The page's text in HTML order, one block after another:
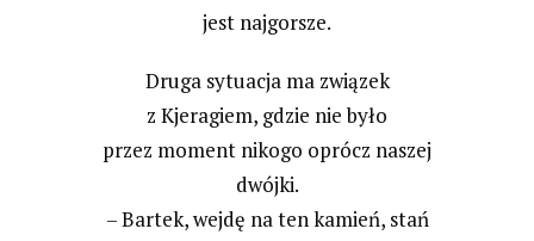
jest najgorsze.
Druga sytuacja ma związek
z Kjeragiem, gdzie nie było
przez moment nikogo oprócz naszej
dwójki.
– Bartek, wejdę na ten kamień, stań